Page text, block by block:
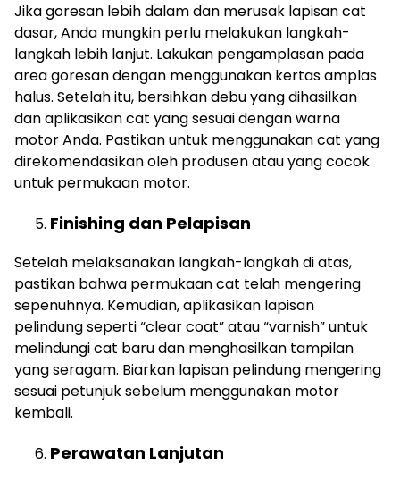
Jika goresan lebih dalam dan merusak lapisan cat
dasar, Anda mungkin perlu melakukan langkah-
langkah lebih lanjut. Lakukan pengamplasan pada
area goresan dengan menggunakan kertas amplas
halus. Setelah itu, bersihkan debu yang dihasilkan
dan aplikasikan cat yang sesuai dengan warna
motor Anda. Pastikan untuk menggunakan cat yang
direkomendasikan oleh produsen atau yang cocok
untuk permukaan motor.
Finishing dan Pelapisan
Setelah melaksanakan langkah-langkah di atas,
pastikan bahwa permukaan cat telah mengering
sepenuhnya. Kemudian, aplikasikan lapisan
pelindung seperti “clear coat” atau “varnish” untuk
melindungi cat baru dan menghasilkan tampilan
yang seragam. Biarkan lapisan pelindung mengering
sesuai petunjuk sebelum menggunakan motor
kembali.
Perawatan Lanjutan